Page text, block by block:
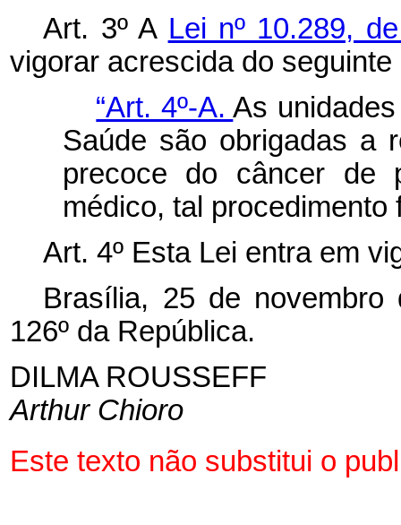
Art. 3º A Lei nº 10.289,
vigorar acrescida do seguinte
“Art. 4º-A.As
Saúde são obrigadas a
precoce do câncer de
médico, tal procedimento
Art. 4º Esta Lei entra em
Brasília, 25 de novembro
126º da República.
DILMA ROUSSEFF
Arthur Chioro
Este texto não substitui o